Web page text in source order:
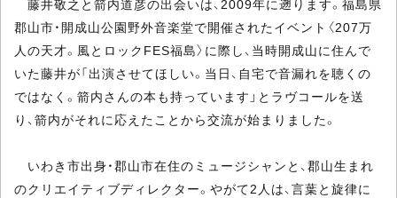
郡山市・開成山公園野外音楽堂で開催されたイベント〈207万
人の天才。風とロックFES福島〉に際し、当時開成山に住んで
いた藤井が「出演させてほしい。当日、自宅で音漏れを聴くの
ではなく。箭内さんの本も持っています」とラヴコールを送
り、箭内がそれに応えたことから交流が始まりました。
いわき市出身・郡山市在住のミュージシャンと、郡山生まれ
のクリエイティブディレクター。やがて2人は、言葉と旋律に